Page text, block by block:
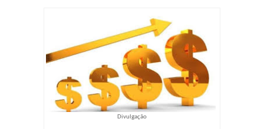
Divulgação